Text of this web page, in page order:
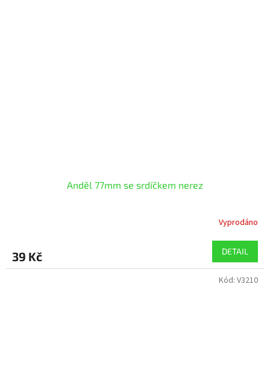
Anděl 77mm se srdíčkem nerez
Vyprodáno
39 Kč DETAIL
Kód: V3210